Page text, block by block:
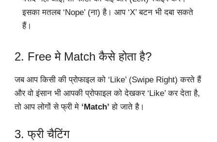
इसका मतलब ‘Nope’ (ना) है। आप ‘X’ बटन भी दबा सकते
हैं।
2. Free मे Match कैसे होता है?
जब आप किसी की प्रोफाइल को ‘Like’ (Swipe Right) करते हैं
और वो इंसान भी आपकी प्रोफाइल को देखकर ‘Like’ कर देता है,
तो आप लोगों से फ्री मे ‘Match’ हो जाते है।
3. फ्री चैटिंग